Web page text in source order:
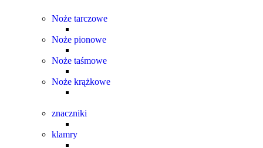
Noże tarczowe
Noże pionowe
Noże taśmowe
Noże krążkowe
znaczniki
klamry